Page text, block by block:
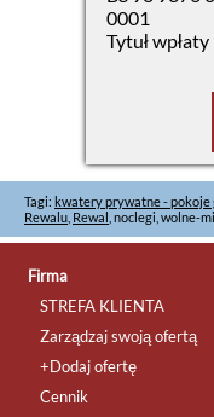
0001
Tytuł
Tagi: kwatery prywatne - pokoje
Rewalu Rewal , noclegi, wolne-
Firma
STREFA KLIENTA
Zarządzaj swoją ofertą
+Dodaj ofertę
Cennik